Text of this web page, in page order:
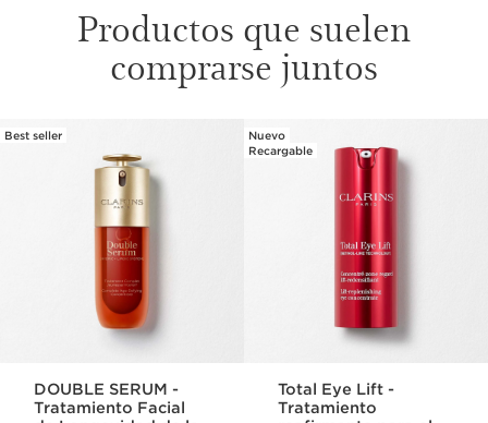
Productos que suelen
comprarse juntos
Best seller
DOUBLE SERUM -
Tratamiento Facial
Nuevo
Recargable
Total Eye Lift -
Tratamiento